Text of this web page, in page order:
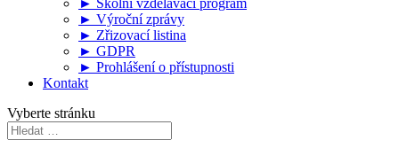
► Školní vzdělávací program
► Výroční zprávy
► Zřizovací listina
► GDPR
► Prohlášení o přístupnosti
Kontakt
Vyberte stránku